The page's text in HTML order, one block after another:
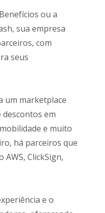
ou a
sua empresa
com
seus
um marketplace
descontos em
e muito
há parceiros que
ClickSign,
e o